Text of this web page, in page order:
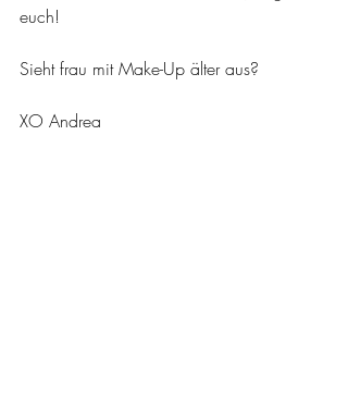
euch!
Sieht frau mit Make-Up älter aus?
XO Andrea